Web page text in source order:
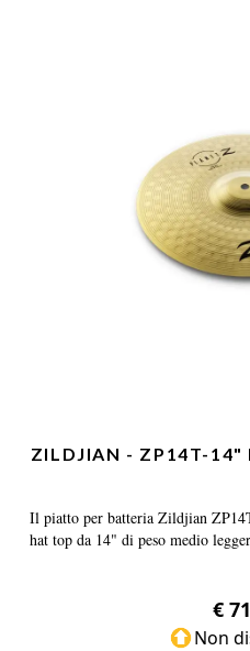
ZILDJIAN - ZP14T-14"
Il piatto per batteria Zildjian
hat top da 14" di peso medio
€
Non